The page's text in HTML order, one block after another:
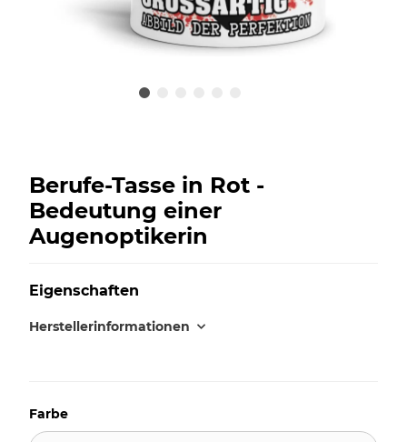
Berufe-Tasse in Rot -
Bedeutung einer
Augenoptikerin
Eigenschaften
Herstellerinformationen
Farbe